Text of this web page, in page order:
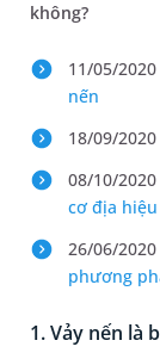
không?
11/05/
nến
18/09/
08/10/
cơ địa
26/06/
phương
1. Vảy nến là